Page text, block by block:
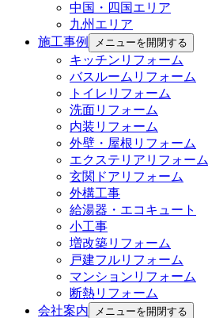
中国・四国エリア
九州エリア
施工事例
メニューを開閉する
キッチンリフォーム
バスルームリフォーム
トイレリフォーム
洗面リフォーム
内装リフォーム
外壁・屋根リフォーム
エクステリアリフォーム
玄関ドアリフォーム
外構工事
給湯器・エコキュート
小工事
増改築リフォーム
戸建フルリフォーム
マンションリフォーム
断熱リフォーム
会社案内
メニューを開閉する